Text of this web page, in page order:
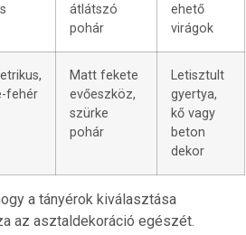
átlátszó
pohár
ehető
virágok
fehér
Matt fekete
evőeszköz,
szürke
pohár
Letisztult
gyertya,
kő vagy
beton
dekor
a tányérok kiválasztása
az asztaldekoráció egészét.